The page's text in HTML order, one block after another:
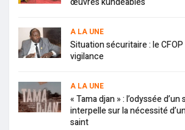
A LA UNE
Situation sécuritaire : le CFOP
vigilance
A LA UNE
« Tama djan » : l’odyssée
interpelle sur la nécessité
saint